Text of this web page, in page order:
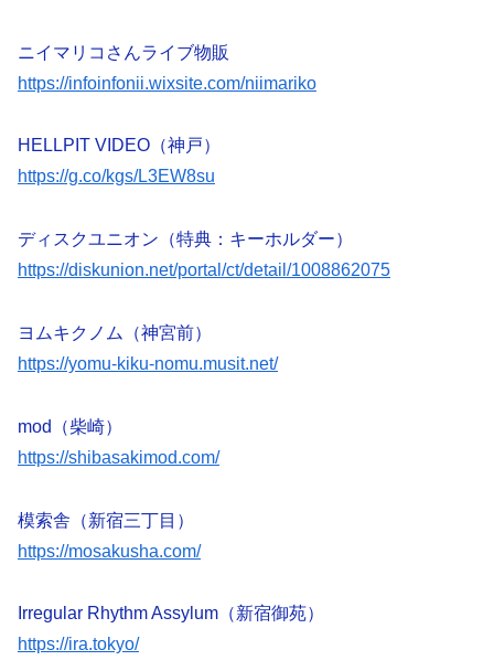
ニイマリコさんライブ物販
https://infoinfonii.wixsite.com/niimariko
HELLPIT VIDEO（神戸）
https://g.co/kgs/L3EW8su
ディスクユニオン（特典：キーホルダー）
https://diskunion.net/portal/ct/detail/1008862075
ヨムキクノム（神宮前）
https://yomu-kiku-nomu.musit.net/
mod（柴崎）
https://shibasakimod.com/
模索舎（新宿三丁目）
https://mosakusha.com/
Irregular Rhythm Assylum（新宿御苑）
https://ira.tokyo/